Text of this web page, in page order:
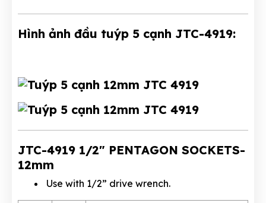
Hình ảnh đầu tuýp 5 cạnh JTC-4919:
JTC-4919 1/2″ PENTAGON SOCKETS-
12mm
Use with 1/2” drive wrench.